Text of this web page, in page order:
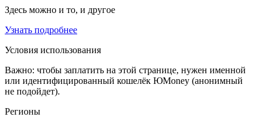
Здесь можно и то, и другое
Узнать подробнее
Условия использования
Важно: чтобы заплатить на этой странице, нужен именной
или идентифицированный кошелёк ЮMoney (анонимный
не подойдет).
Регионы